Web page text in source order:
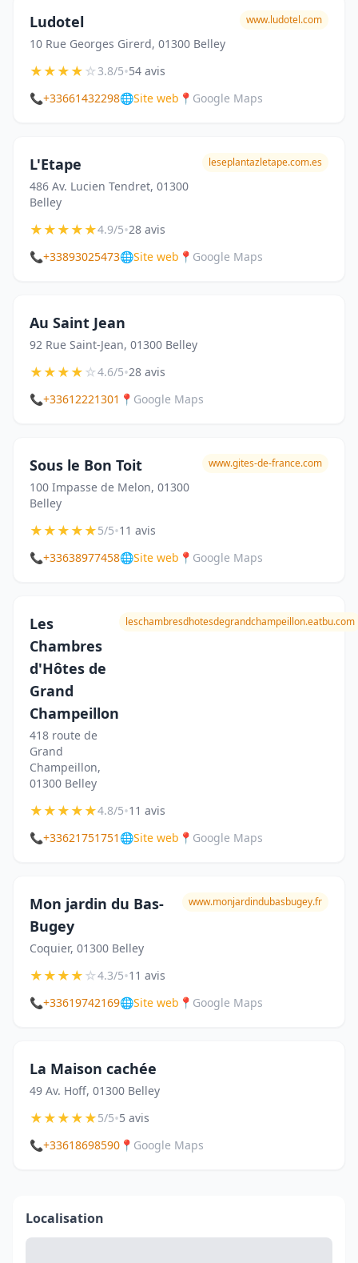
Ludotel
10 Rue Georges Girerd, 01300 Belley
www.ludotel.com
★★★★☆3.8/5•54 avis
📞+33661432298🌐Site web 📍 Google Maps
L'Etape
486 Av. Lucien Tendret, 01300
Belley
leseplantazletape.com.es
★★★★★4.9/5•28 avis
📞+33893025473🌐Site web 📍 Google Maps
Au Saint Jean
92 Rue Saint-Jean, 01300 Belley
★★★★☆4.6/5•28 avis
📞+33612221301 📍 Google Maps
Sous le Bon Toit
100 Impasse de Melon, 01300
Belley
www.gites-de-france.com
★★★★★5/5•11 avis
📞+33638977458🌐Site web 📍 Google Maps
Les
Chambres
d'Hôtes de
Grand
Champeillon
418 route de
Grand
Champeillon,
01300 Belley
leschambresdhotesdegrandchampeillon.eatbu.com
★★★★★4.8/5•11 avis
📞+33621751751 🌐Site web 📍 Google Maps
Mon jardin du Bas-
Bugey
Coquier, 01300 Belley
www.monjardindubasbugey.fr
★★★★☆4.3/5•11 avis
📞+33619742169🌐Site web 📍 Google Maps
La Maison cachée
49 Av. Hoff, 01300 Belley
★★★★★5/5•5 avis
📞+33618698590 📍 Google Maps
Localisation